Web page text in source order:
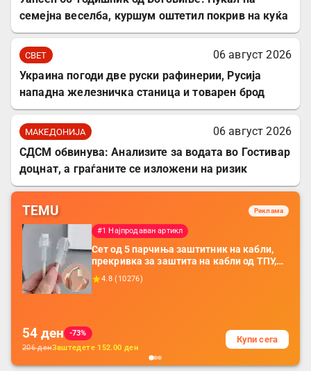
семејна веселба, куршум оштетил покрив на куќа
СВЕТ
06 август 2026
Украина погоди две руски рафинерии, Русија
нападна железничка станица и товарен брод
МАКЕДОНИЈА
06 август 2026
СДСМ обвинува: Анализите за водата во Гостивар
доцнат, а граѓаните се изложени на ризик
TEMU Реклама
#1 Најпродаван артикл
Сет од 5 парчиња заштитник на кабли,
прекривка за заштита на кабли од ТПУ,
додатоци за заштита на кабли, без
батерија, за мобилни телефони, комплет
4.8 ( 10276)
54 ден
-73%
206денЗаштедете 152.00 ден
Купи сега